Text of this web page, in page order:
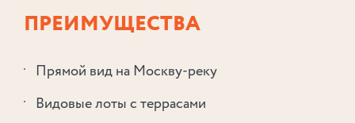
ПРЕИМУЩЕСТВА
Прямой вид на Москву⁠-⁠реку
Видовые лоты с террасами